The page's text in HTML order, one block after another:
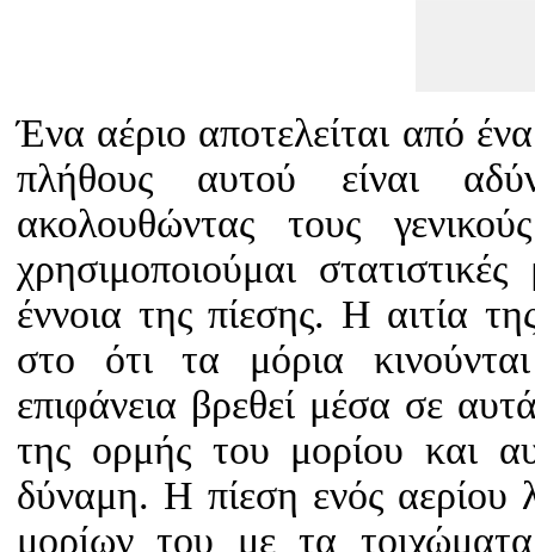
Ένα αέριο αποτελείται από
πλήθους αυτού είναι
ακολουθώντας τους
χρησιμοποιούμαι
έννοια της πίεσης. Η αιτία
στο ότι τα μόρια
επιφάνεια βρεθεί μέσα σε
της ορμής του μορίου και
δύναμη. Η πίεση ενός αερίου
μορίων του με τα